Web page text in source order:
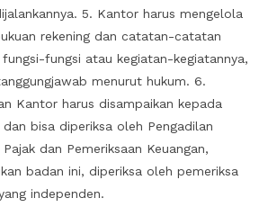
5. Kantor harus mengelola
rekening dan catatan-catatan
fungsi atau kegiatan-kegiatannya,
menurut hukum. 6.
Kantor harus disampaikan kepada
bisa diperiksa oleh Pengadilan
dan Pemeriksaan Keuangan,
badan ini, diperiksa oleh pemeriksa
independen.